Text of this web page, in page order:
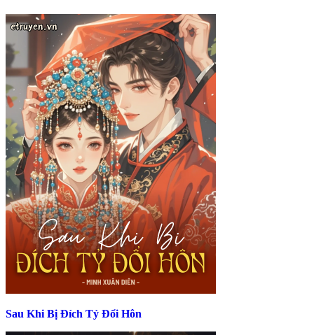
Sau Khi Bị Đích Tỷ Đổi Hôn